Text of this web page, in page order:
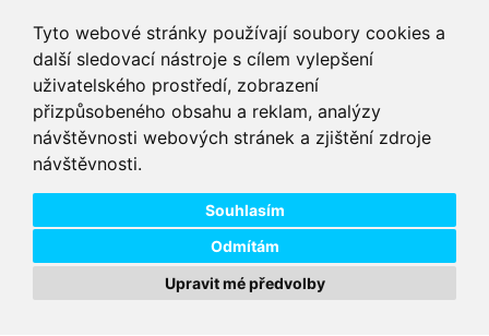
Tyto webové stránky používají soubory cookies a
další sledovací nástroje s cílem vylepšení
uživatelského prostředí, zobrazení
přizpůsobeného obsahu a reklam, analýzy
návštěvnosti webových stránek a zjištění zdroje
návštěvnosti.
Souhlasím
Odmítám
Upravit mé předvolby
VIP servis
na zakoupená
elektrokola
Testovací trať
možnost vyzkoušet si
elektrokola
Doprava ZDARMA
pro objednávky nad 1600 zboží skladem při
Copyright © 2026 DD PNEU s.r.o. Všechna práva vyhrazena. bb9